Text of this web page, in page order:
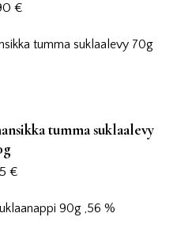
€
tumma suklaalevy
€